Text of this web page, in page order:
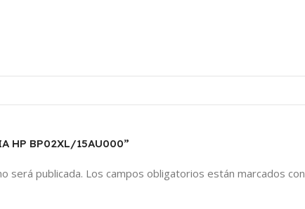
HP BP02XL/15AU000”
será publicada. Los campos obligatorios están marcados con